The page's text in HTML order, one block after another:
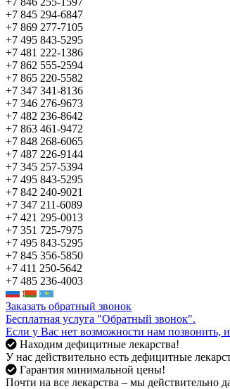
+7 845 294-6847
+7 869 277-7105
+7 495 843-5295
+7 481 222-1386
+7 862 555-2594
+7 865 220-5582
+7 347 341-8136
+7 346 276-9673
+7 482 236-8642
+7 863 461-9472
+7 848 268-6065
+7 487 226-9144
+7 345 257-5394
+7 495 843-5295
+7 842 240-9021
+7 347 211-6089
+7 421 295-0013
+7 351 725-7975
+7 495 843-5295
+7 845 356-5850
+7 411 250-5642
+7 485 236-4003
Заказать обратный звонок
Бесплатная услуга "Обратный звонок".
Если у Вас нет возможности нам позвонить,
Находим дефицитные лекарства!
У нас действительно есть дефицитные
Гарантия минимальной цены!
Почти на все лекарства – мы действительно